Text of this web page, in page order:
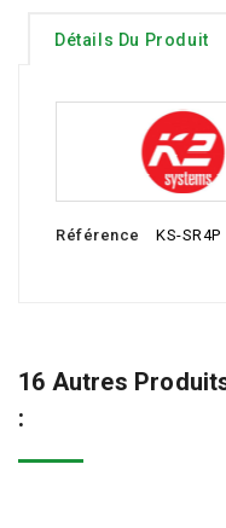
Détails Du Produit
Référence KS-SR4P
16 Autres
: